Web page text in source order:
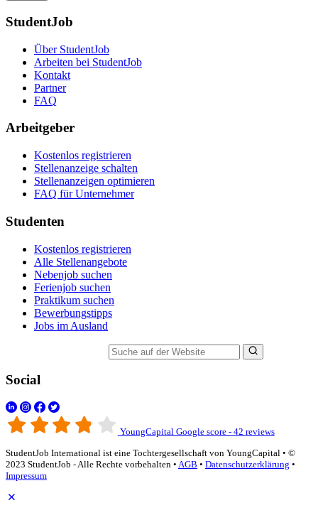
StudentJob
Über StudentJob
Arbeiten bei StudentJob
Kontakt
Partner
FAQ
Arbeitgeber
Kostenlos registrieren
Stellenanzeige schalten
Stellenanzeigen optimieren
FAQ für Unternehmer
Studenten
Kostenlos registrieren
Alle Stellenangebote
Nebenjob suchen
Ferienjob suchen
Praktikum suchen
Bewerbungstipps
Jobs im Ausland
Social
YoungCapital Google score - 42 reviews
StudentJob International ist eine Tochtergesellschaft von YoungCapital • ©
2023 StudentJob - Alle Rechte vorbehalten • AGB • Datenschutzerklärung •
Impressum